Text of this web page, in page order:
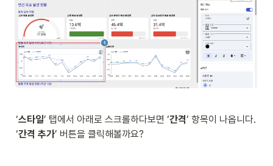
‘스타일’ 탭에서 아래로 스크롤하다보면 ‘간격’ 항목이 나옵니다.
‘간격 추가’ 버튼을 클릭해볼까요?